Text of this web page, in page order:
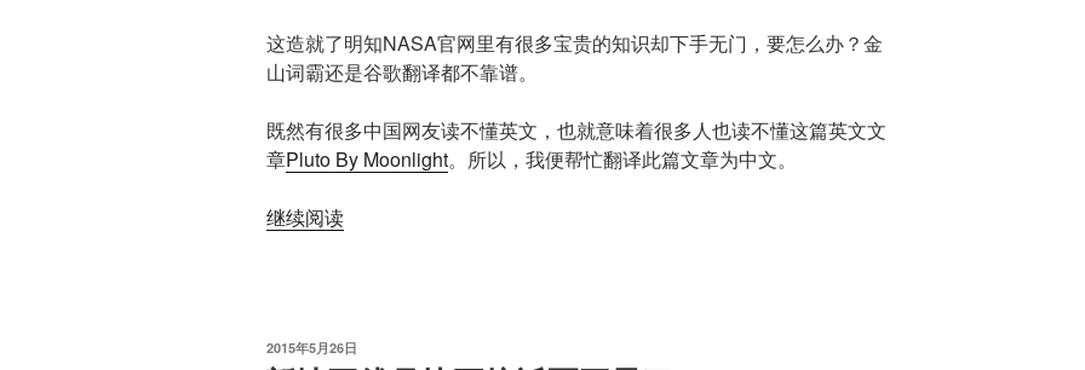
这造就了明知NASA官网里有很多宝贵的知识却下手无门，要怎么办？金
山词霸还是谷歌翻译都不靠谱。
既然有很多中国网友读不懂英文，也就意味着很多人也读不懂这篇英文文
章Pluto By Moonlight。所以，我便帮忙翻译此篇文章为中文。
继续阅读“月
王
发
布
2015年5月26日